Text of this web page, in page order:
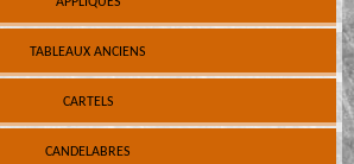
TABLEAUX ANCIENS
CARTELS
CANDELABRES